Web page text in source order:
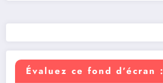
Évaluez ce fond d’écran :